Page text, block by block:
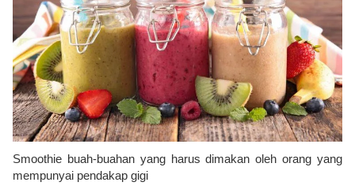
Smoothie buah-buahan yang harus dimakan oleh orang yang
mempunyai pendakap gigi